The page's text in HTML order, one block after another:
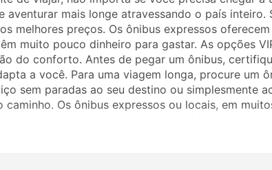
aventurar mais longe atravessando o país inteiro.
melhores preços. Os ônibus expressos
muito pouco dinheiro para gastar. As opções
do conforto. Antes de pegar um ônibus,
a você. Para uma viagem longa, procure um
sem paradas ao seu destino ou simplesmente
Os ônibus expressos ou locais, em
antes de viajar, pois muitos destinos de longo